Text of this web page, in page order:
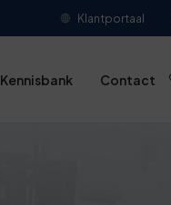
Klantportaal
Kennisbank Contact